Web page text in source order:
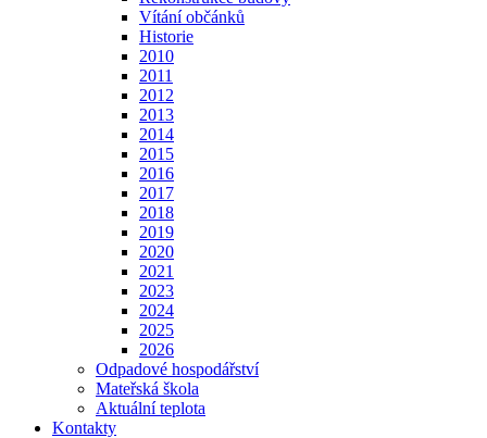
Vítání občánků
Historie
2010
2011
2012
2013
2014
2015
2016
2017
2018
2019
2020
2021
2023
2024
2025
2026
Odpadové hospodářství
Mateřská škola
Aktuální teplota
Kontakty